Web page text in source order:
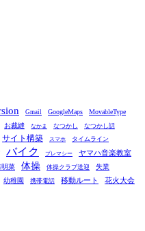
Gmail GoogleMaps
MovableType
お裁縫 なかま なつかし なつかし話
サイト構築 スマホ タイムライン
バイク プレマシー ヤマハ音楽教室
明菜 体操 体操クラブ送迎 失業
幼稚園 携帯電話 移動ルート 花火大会